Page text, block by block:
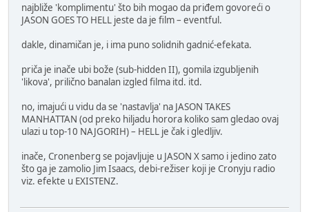
najbliže 'komplimentu' što bih mogao da priđem govoreći o
JASON GOES TO HELL jeste da je film – eventful.
dakle, dinamičan je, i ima puno solidnih gadnić-efekata.
priča je inače ubi bože (sub-hidden II), gomila izgubljenih
'likova', prilično banalan izgled filma itd. itd.
no, imajući u vidu da se 'nastavlja' na JASON TAKES
MANHATTAN (od preko hiljadu horora koliko sam gledao ovaj
ulazi u top-10 NAJGORIH) – HELL je čak i gledljiv.
inače, Cronenberg se pojavljuje u JASON X samo i jedino zato
što ga je zamolio Jim Isaacs, debi-režiser koji je Cronyju radio
viz. efekte u EXISTENZ.